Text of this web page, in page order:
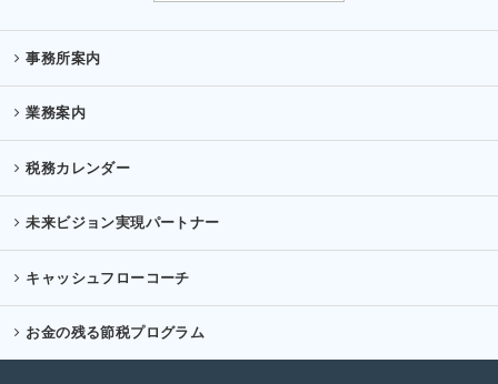
事務所案内
業務案内
税務カレンダー
未来ビジョン実現パートナー
キャッシュフローコーチ
お金の残る節税プログラム